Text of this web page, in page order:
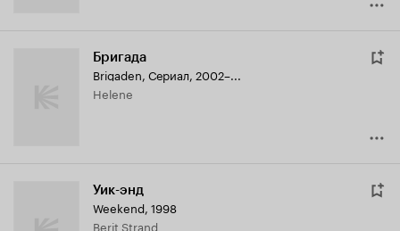
Бригада
Brigaden, Сериал, 2002–...
Helene
Уик-энд
Weekend, 1998
Berit Strand